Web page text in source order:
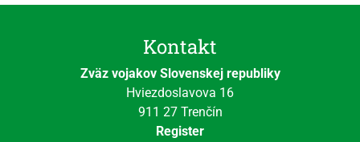
Kontakt
Zväz vojakov Slovenskej republiky
Hviezdoslavova 16
911 27 Trenčín
Register